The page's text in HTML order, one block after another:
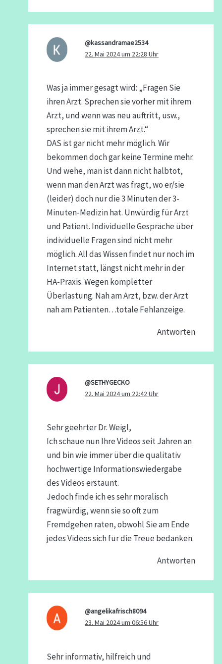
@kassandramae2534
22. Mai 2024 um 22:28 Uhr
Was ja immer gesagt wird: „Fragen Sie
ihren Arzt. Sprechen sie vorher mit ihrem
Arzt, und wenn was neu auftritt, usw.,
sprechen sie mit ihrem Arzt.“
DAS ist gar nicht mehr möglich. Wir
bekommen doch gar keine Termine mehr.
Und wehe, man ist dann nicht halbtot,
wenn man den Arzt was fragt, wo er/sie
(leider) doch nur die 3 Minuten der 3-
Minuten-Medizin hat. Unwürdig für Arzt
und Patient. Individuelle Gespräche über
individuelle Fragen sind nicht mehr
möglich. All das Wissen findet nur noch im
Internet statt, längst nicht mehr in der
HA-Praxis. Wegen kompletter
Überlastung. Nah am Arzt, bzw. der Arzt
nah am Patienten…totale Fehlanzeige.
Antworten
@SETHYGECKO
22. Mai 2024 um 22:42 Uhr
Sehr geehrter Dr. Weigl,
Ich schaue nun Ihre Videos seit Jahren an
und bin wie immer über die qualitativ
hochwertige Informationswiedergabe
des Videos erstaunt.
Jedoch finde ich es sehr moralisch
fragwürdig, wenn sie so oft zum
Fremdgehen raten, obwohl Sie am Ende
jedes Videos sich für die Treue bedanken.
Antworten
@angelikafrisch8094
23. Mai 2024 um 06:56 Uhr
Sehr informativ, hilfreich und